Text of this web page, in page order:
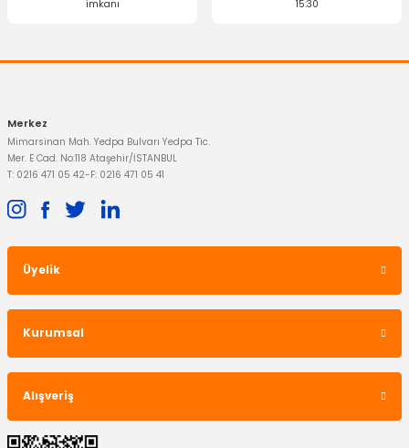
Dörtlü Flaşör Düğmesi Focus 2001-2005
5.510,53 TL
imkanı
15:30
Merkez
Mimarsinan Mah. Yedpa Bulvarı Yedpa Tic.
Mer. E Cad. No:118 Ataşehir/İSTANBUL
T: 0216 471 05 42-F: 0216 471 05 41
Üyelik
Kurumsal
Alışveriş